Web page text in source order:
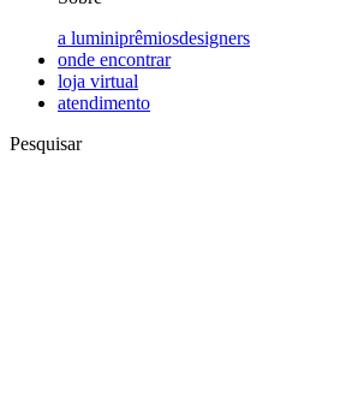
a luminiprêmiosdesigners
onde encontrar
loja virtual
atendimento
Pesquisar